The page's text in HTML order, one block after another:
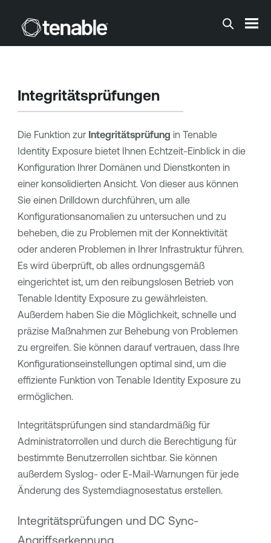
Zum Hauptinhalt springen
Integritätsprüfungen
Die Funktion zur Integritätsprüfung in Tenable
Identity Exposurebietet Ihnen Echtzeit-Einblick in die
Konfiguration Ihrer Domänen und Dienstkonten in
einer konsolidierten Ansicht. Von dieser aus können
Sie einen Drilldown durchführen, um alle
Konfigurationsanomalien zu untersuchen und zu
beheben, die zu Problemen mit der Konnektivität
oder anderen Problemen in Ihrer Infrastruktur führen.
Es wird überprüft, ob alles ordnungsgemäß
eingerichtet ist, um den reibungslosen Betrieb von
Tenable Identity Exposurezu gewährleisten.
Außerdem haben Sie die Möglichkeit, schnelle und
präzise Maßnahmen zur Behebung von Problemen
zu ergreifen. Sie können darauf vertrauen, dass Ihre
Konfigurationseinstellungen optimal sind, um die
effiziente Funktion von Tenable Identity Exposurezu
ermöglichen.
Integritätsprüfungen sind standardmäßig für
Administratorrollen und durch die Berechtigung für
bestimmte Benutzerrollen sichtbar. Sie können
außerdem Syslog- oder E-Mail-Warnungen für jede
Änderung des Systemdiagnosestatus erstellen.
Integritätsprüfungen und DC Sync-
Angriffserkennung